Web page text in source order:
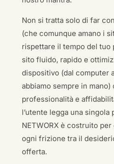
Non si tratta solo di far
(che comunque amano i
rispettare il tempo del tuo
sito fluido, rapido e
dispositivo (dal computer
abbiamo sempre in mano)
professionalità e
l’utente legga una singola
NETWORX è costruito
ogni frizione tra il
offerta.